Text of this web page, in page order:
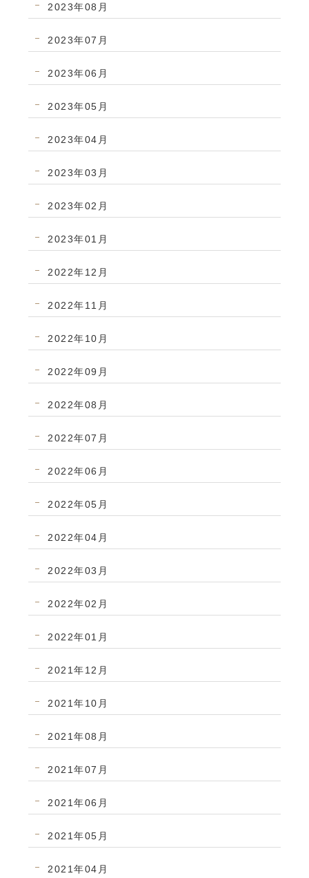
2023年08月
2023年07月
2023年06月
2023年05月
2023年04月
2023年03月
2023年02月
2023年01月
2022年12月
2022年11月
2022年10月
2022年09月
2022年08月
2022年07月
2022年06月
2022年05月
2022年04月
2022年03月
2022年02月
2022年01月
2021年12月
2021年10月
2021年08月
2021年07月
2021年06月
2021年05月
2021年04月